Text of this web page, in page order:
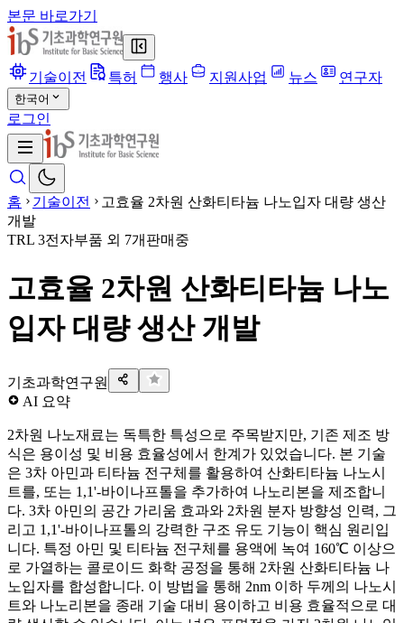
본문 바로가기
기술이전 특허 행사 지원사업 뉴스 연구자
한국어
로그인
홈 기술이전
고효율 2차원 산화티타늄 나노입자 대량 생산
개발
TRL 3전자부품 외 7개 판매중
고효율 2차원 산화티타늄 나노
입자 대량 생산 개발
기초과학연구원
AI 요약
2차원 나노재료는 독특한 특성으로 주목받지만, 기존 제조 방
식은 용이성 및 비용 효율성에서 한계가 있었습니다. 본 기술
은 3차 아민과 티타늄 전구체를 활용하여 산화티타늄 나노시
트를, 또는 1,1'-바이나프톨을 추가하여 나노리본을 제조합니
다. 3차 아민의 공간 가리움 효과와 2차원 분자 방향성 인력, 그
리고 1,1'-바이나프톨의 강력한 구조 유도 기능이 핵심 원리입
니다. 특정 아민 및 티타늄 전구체를 용액에 녹여 160℃ 이상으
로 가열하는 콜로이드 화학 공정을 통해 2차원 산화티타늄 나
노입자를 합성합니다. 이 방법을 통해 2nm 이하 두께의 나노시
트와 나노리본을 종래 기술 대비 용이하고 비용 효율적으로 대